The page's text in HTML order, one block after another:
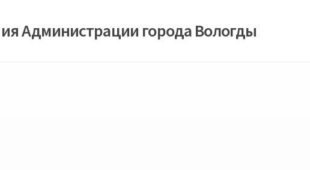
Администрации города Вологды